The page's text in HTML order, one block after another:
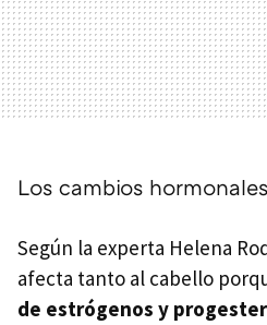
Los cambios
Según la experta Helena
afecta tanto al cabello
de estrógenos y